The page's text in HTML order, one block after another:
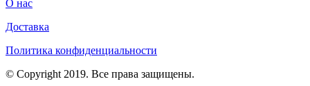
О нас
Доставка
Политика конфиденциальности
© Copyright 2019. Все права защищены.